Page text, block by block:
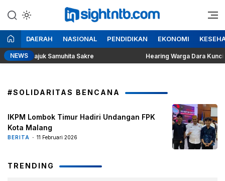
ke
konten
Insight NTB
Berita Seputar NTB
DAERAH NASIONAL PENDIDIKAN EKONOMI
NEWS
Bertajuk Samuhita Sakre Hearing Warga Dara Kunci
#SOLIDARITAS BENCANA
IKPM Lombok Timur Hadiri Undangan FPK
Kota Malang
BERITA 11 Februari 2026
TRENDING